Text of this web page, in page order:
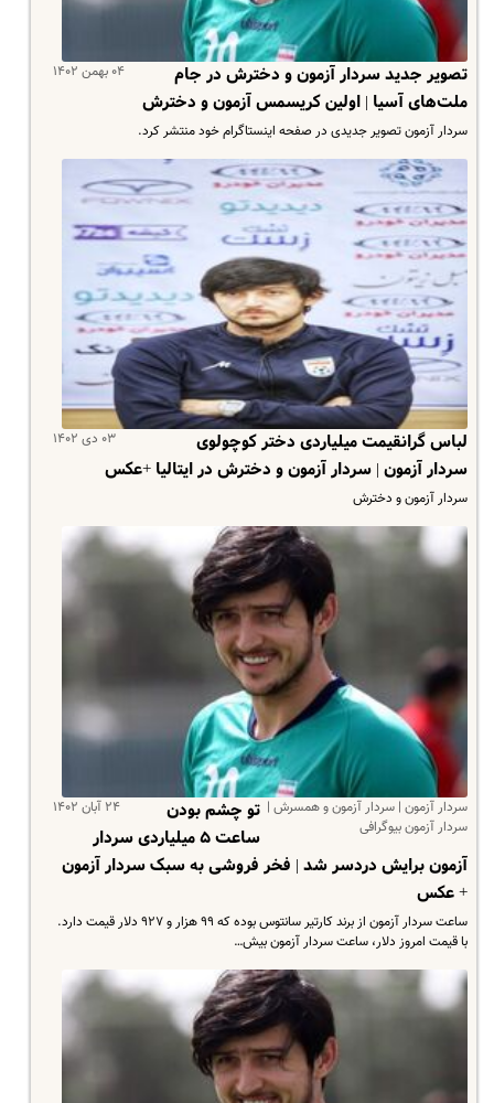
۰۴ بهمن ۱۴۰۲
تصویر جدید سردار آزمون و دخترش در جام
ملت‌های آسیا | اولین کریسمس آزمون و دخترش
سردار آزمون تصویر جدیدی در صفحه اینستاگرام خود منتشر کرد.
۰۳ دی ۱۴۰۲
لباس گرانقیمت میلیاردی دختر کوچولوی
سردار آزمون | سردار آزمون و دخترش در ایتالیا +عکس
سردار آزمون و دخترش
سردار آزمون | سردار آزمون و همسرش |
سردار آزمون بیوگرافی
۲۴ آبان ۱۴۰۲
تو چشم بودن
ساعت ۵ میلیاردی سردار
آزمون برایش دردسر شد | فخر فروشی به سبک سردار آزمون
+ عکس
ساعت سردار آزمون از برند کارتیر سانتوس بوده که ۹۹ هزار و ۹۲۷ دلار قیمت دارد.
با قیمت امروز دلار، ساعت سردار آزمون بیش…